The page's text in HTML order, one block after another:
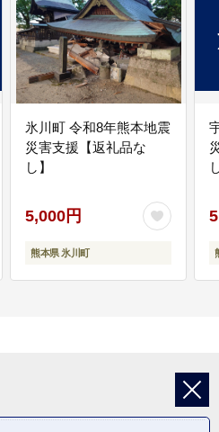
氷川町 令和8年熊本地震
災害支援【返礼品な
し】
5,000円
熊本県 氷川町